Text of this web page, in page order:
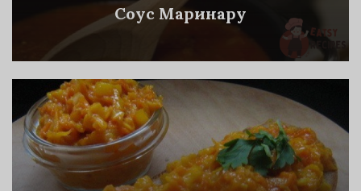
Соус Маринару